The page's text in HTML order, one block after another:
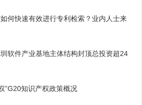
如何快速有效进行专利检索？业内人士来
圳软件产业基地主体结构封顶总投资超24
”G20知识产权政策概况